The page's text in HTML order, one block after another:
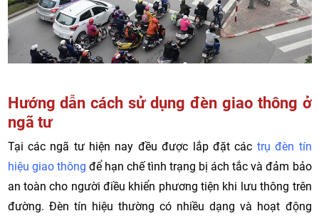
Hướng dẫn cách sử dụng đèn giao thông ở
ngã tư
Tại các ngã tư hiện nay đều được lắp đặt các trụ đèn tín
hiệu giao thông để hạn chế tình trạng bị ách tắc và đảm bảo
an toàn cho người điều khiển phương tiện khi lưu thông trên
đường. Đèn tín hiệu thường có nhiều dạng và hoạt động